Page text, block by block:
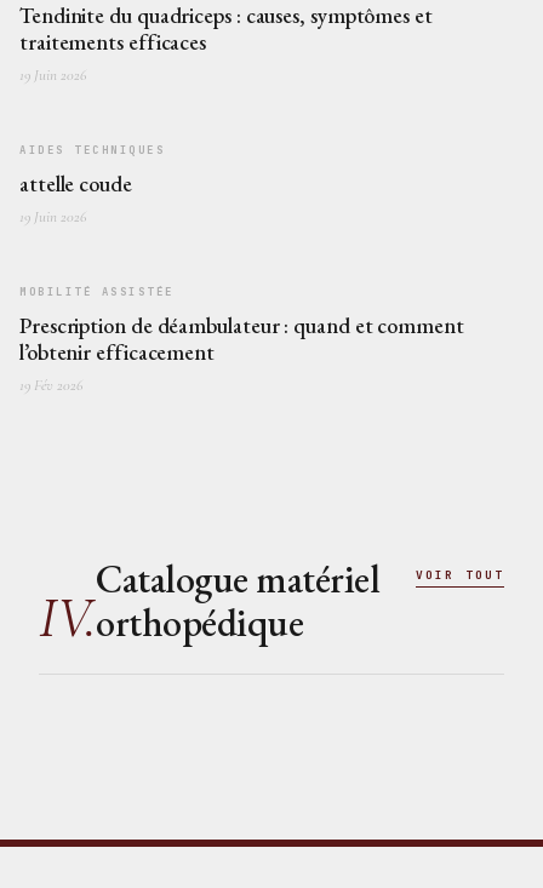
Tendinite du quadriceps : causes, symptômes et
traitements efficaces
19 Juin 2026
AIDES TECHNIQUES
attelle coude
19 Juin 2026
MOBILITÉ ASSISTÉE
Prescription de déambulateur : quand et comment
l’obtenir efficacement
19 Fév 2026
IV.
Catalogue matériel
orthopédique
VOIR TOUT